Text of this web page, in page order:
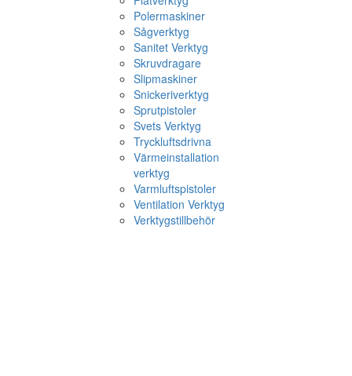
Polermaskiner
Sågverktyg
Sanitet Verktyg
Skruvdragare
Slipmaskiner
Snickeriverktyg
Sprutpistoler
Svets Verktyg
Tryckluftsdrivna
Värmeinstallation
verktyg
Varmluftspistoler
Ventilation Verktyg
Verktygstillbehör